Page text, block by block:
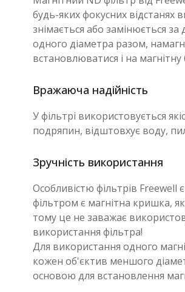
будь-яких фокусних відстанях
знімається або замінюється
одного діаметра разом,
встановлюватися і на магнітну
Вражаюча надійність
У фільтрі використовується
подряпин, відштовхує воду,
Зручність використання
Особливістю фільтрів Freewell
фільтром є магнітна кришка,
тому це не заважає
використання фільтра!
Для використання одного
кожен об'єктив меншого
основою для встановлення